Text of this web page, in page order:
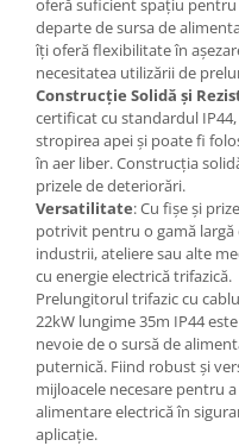
oferă suficient spațiu
departe de sursa de
îți oferă flexibilitate în
necesitatea utilizării de
Construcție Solidă și
certificat cu standardul
stropirea apei și poate fi
în aer liber. Construcția
prizele de deteriorări.
Versatilitate: Cu fișe și
potrivit pentru o gamă
industrii, ateliere sau alte
cu energie electrică trifazică.
Prelungitorul trifazic cu
22kW lungime 35m IP44
nevoie de o sursă de
puternică. Fiind robust și
mijloacele necesare pentru
alimentare electrică în
aplicație.